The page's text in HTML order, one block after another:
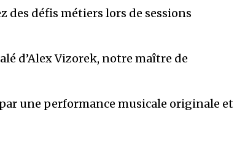
des défis métiers lors de sessions
d’Alex Vizorek, notre maître de
une performance musicale originale et